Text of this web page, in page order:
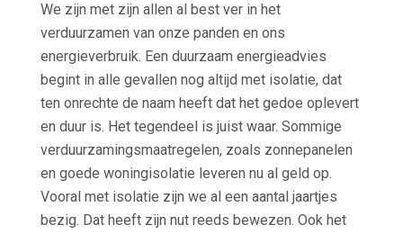
We zijn met zijn allen al best ver in het
verduurzamen van onze panden en ons
energieverbruik. Een duurzaam energieadvies
begint in alle gevallen nog altijd met isolatie, dat
ten onrechte de naam heeft dat het gedoe oplevert
en duur is. Het tegendeel is juist waar. Sommige
verduurzamingsmaatregelen, zoals zonnepanelen
en goede woningisolatie leveren nu al geld op.
Vooral met isolatie zijn we al een aantal jaartjes
bezig. Dat heeft zijn nut reeds bewezen. Ook het